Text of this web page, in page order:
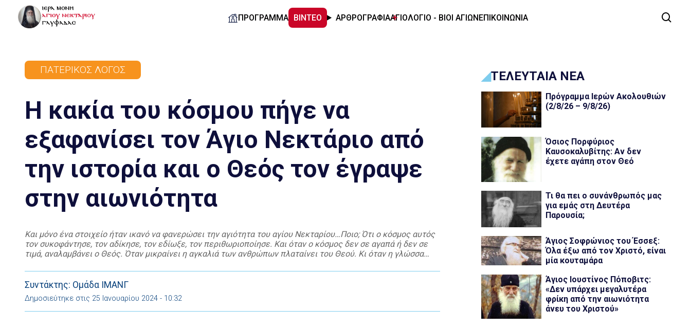
ΠΡΟΓΡΑΜΜΑ ΒΙΝΤΕΟ ΑΡΘΡΟΓΡΑΦΙΑΑΓΙΟΛΟΓΙΟ - ΒΙΟΙ ΑΓΙΩΝΕΠΙΚΟΙΝΩΝΙΑ
ΠΑΤΕΡΙΚΌΣ ΛΌΓΟΣ
Η κακία του κόσμου πήγε να
εξαφανίσει τον Άγιο Νεκτάριο από
την ιστορία και ο Θεός τον έγραψε
στην αιωνιότητα
Και μόνο ένα στοιχείο ήταν ικανό να φανερώσει την αγιότητα του αγίου Νεκταρίου…Ποιο; Ότι ο κόσμος αυτός
τον συκοφάντησε, τον αδίκησε, τον εδίωξε, τον περιθωριοποίησε. Και όταν ο κόσμος δεν σε αγαπά ή δεν σε
τιμά, αναλαμβάνει ο Θεός. Όταν μικραίνει η αγκαλιά των ανθρώπων πλαταίνει του Θεού. Κι όταν η γλώσσα
Συντάκτης: Ομάδα ΙΜΑΝΓ
Δημοσιεύτηκε στις 25 Ιανουαρίου 2024 - 10:32
ΤΕΛΕΥΤΑΙΑ ΝΕΑ
Πρόγραμμα Ιερών Ακολουθιών
(2/8/26 – 9/8/26)
Όσιος Πορφύριος
Καυσοκαλυβίτης: Αν δεν
έχετε αγάπη στον Θεό
Τι θα πει ο συνάνθρωπός μας
για εμάς στη Δευτέρα
Παρουσία;
Άγιος Σοφρώνιος του Έσσεξ:
Όλα έξω από τον Χριστό, είναι
μία κουταμάρα
Άγιος Ιουστίνος Πόποβιτς:
«Δεν υπάρχει μεγαλυτέρα
φρίκη από την αιωνιότητα
άνευ του Χριστού»